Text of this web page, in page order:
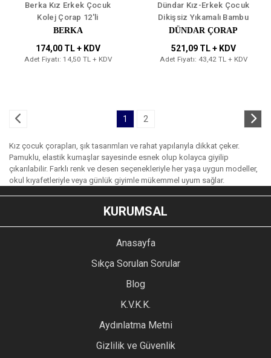
Berka Kız Erkek Çocuk
Kolej Çorap 12'li
BERKA
174,00 TL + KDV
Adet Fiyatı: 14,50 TL + KDV
Dündar Kız-Erkek Çocuk
Dikişsiz Yıkamalı Bambu
Babet Çorap 12'li
DÜNDAR ÇORAP
521,09 TL + KDV
Adet Fiyatı: 43,42 TL + KDV
1 2
Kız çocuk çorapları, şık tasarımları ve rahat yapılarıyla dikkat çeker.
Pamuklu, elastik kumaşlar sayesinde esnek olup kolayca giyilip
çıkarılabilir. Farklı renk ve desen seçenekleriyle her yaşa uygun modeller,
okul kıyafetleriyle veya günlük giyimle mükemmel uyum sağlar.
KURUMSAL
Anasayfa
Sıkça Sorulan Sorular
Blog
K.V.K.K.
Aydınlatma Metni
Gizlilik ve Güvenlik